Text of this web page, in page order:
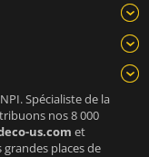
Spécialiste de la
nos 8 000
us.com et
grandes places de